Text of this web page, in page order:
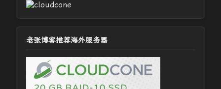
老张博客推荐海外服务器